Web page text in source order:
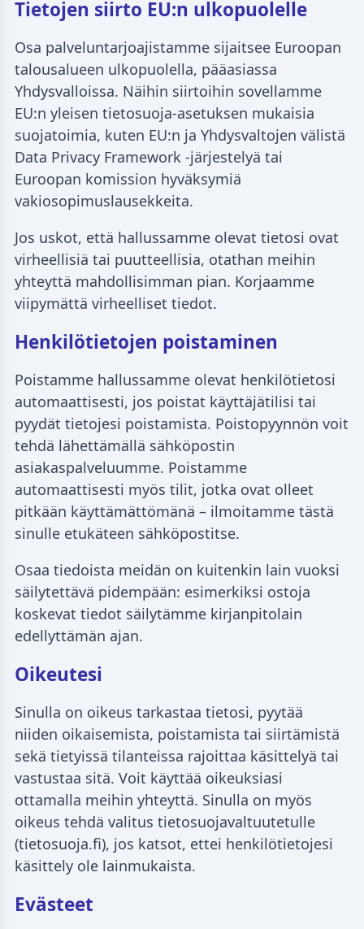
Tietojen siirto EU:n ulkopuolelle
Osa palveluntarjoajistamme sijaitsee Euroopan
talousalueen ulkopuolella, pääasiassa
Yhdysvalloissa. Näihin siirtoihin sovellamme
EU:n yleisen tietosuoja-asetuksen mukaisia
suojatoimia, kuten EU:n ja Yhdysvaltojen välistä
Data Privacy Framework -järjestelyä tai
Euroopan komission hyväksymiä
vakiosopimuslausekkeita.
Jos uskot, että hallussamme olevat tietosi ovat
virheellisiä tai puutteellisia, otathan meihin
yhteyttä mahdollisimman pian. Korjaamme
viipymättä virheelliset tiedot.
Henkilötietojen poistaminen
Poistamme hallussamme olevat henkilötietosi
automaattisesti, jos poistat käyttäjätilisi tai
pyydät tietojesi poistamista. Poistopyynnön voit
tehdä lähettämällä sähköpostin
asiakaspalveluumme. Poistamme
automaattisesti myös tilit, jotka ovat olleet
pitkään käyttämättömänä – ilmoitamme tästä
sinulle etukäteen sähköpostitse.
Osaa tiedoista meidän on kuitenkin lain vuoksi
säilytettävä pidempään: esimerkiksi ostoja
koskevat tiedot säilytämme kirjanpitolain
edellyttämän ajan.
Oikeutesi
Sinulla on oikeus tarkastaa tietosi, pyytää
niiden oikaisemista, poistamista tai siirtämistä
sekä tietyissä tilanteissa rajoittaa käsittelyä tai
vastustaa sitä. Voit käyttää oikeuksiasi
ottamalla meihin yhteyttä. Sinulla on myös
oikeus tehdä valitus tietosuojavaltuutetulle
(tietosuoja.fi), jos katsot, ettei henkilötietojesi
käsittely ole lainmukaista.
Evästeet